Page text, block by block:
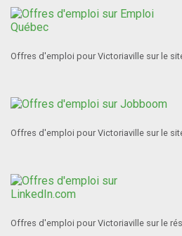
Offres d'emploi pour Victoriaville sur le
Offres d'emploi pour Victoriaville sur le
Offres d'emploi pour Victoriaville sur le